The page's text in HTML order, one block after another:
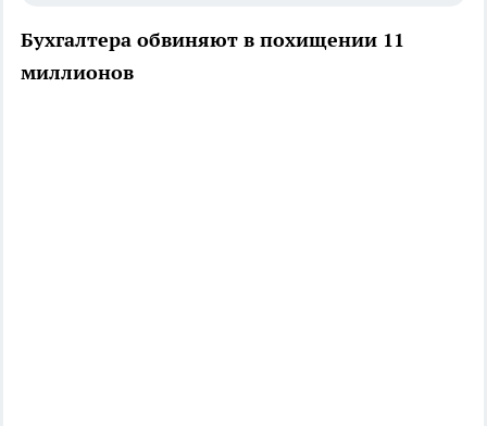
Бухгалтера обвиняют в похищении 11
миллионов